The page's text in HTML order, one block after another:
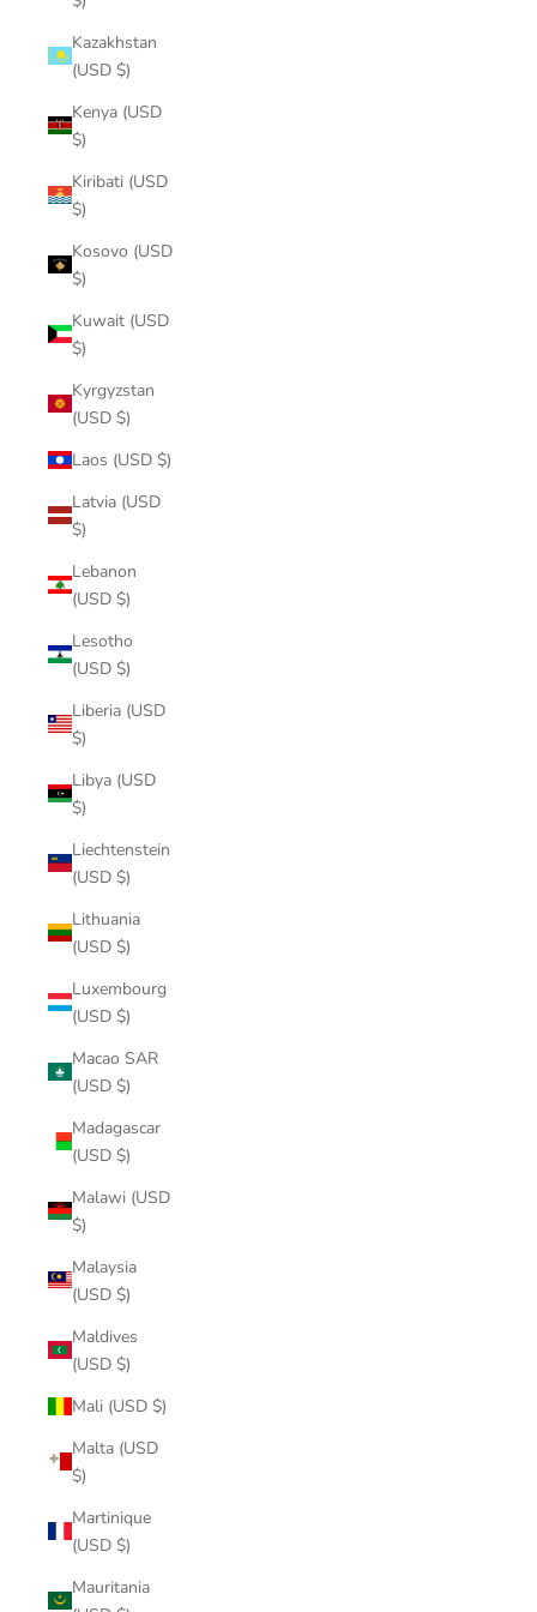
Kazakhstan
(USD $)
Kenya (USD
$)
Kiribati (USD
$)
Kosovo (USD
$)
Kuwait (USD
$)
Kyrgyzstan
(USD $)
Laos (USD $)
Latvia (USD
$)
Lebanon
(USD $)
Lesotho
(USD $)
Liberia (USD
$)
Libya (USD
$)
Liechtenstein
(USD $)
Lithuania
(USD $)
Luxembourg
(USD $)
Macao SAR
(USD $)
Madagascar
(USD $)
Malawi (USD
$)
Malaysia
(USD $)
Maldives
(USD $)
Mali (USD $)
Malta (USD
$)
Martinique
(USD $)
Mauritania